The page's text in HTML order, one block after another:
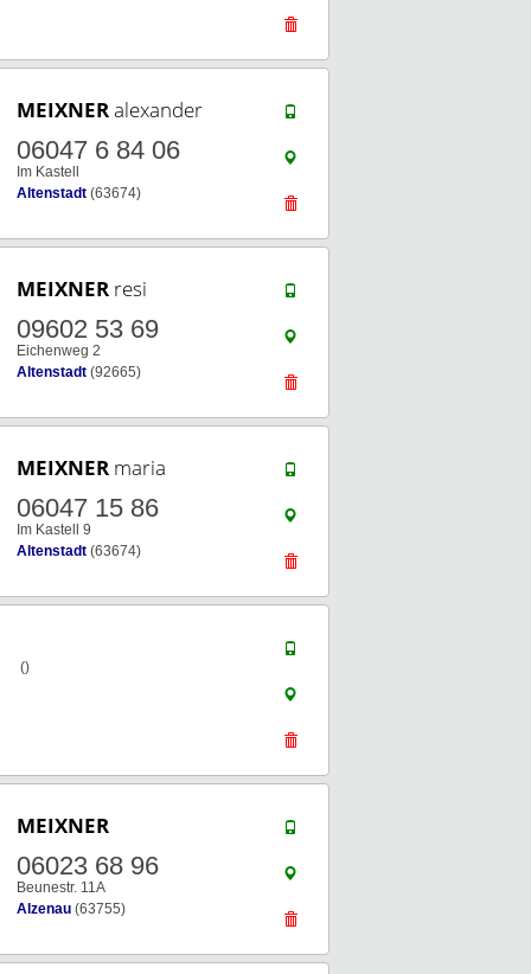
MEIXNERalexander
06047 6 84 06
Im Kastell
Altenstadt (63674)
MEIXNER resi
09602 53 69
Eichenweg 2
Altenstadt (92665)
MEIXNER maria
06047 15 86
Im Kastell 9
Altenstadt (63674)
()
MEIXNER
06023 68 96
Beunestr. 11A
Alzenau (63755)